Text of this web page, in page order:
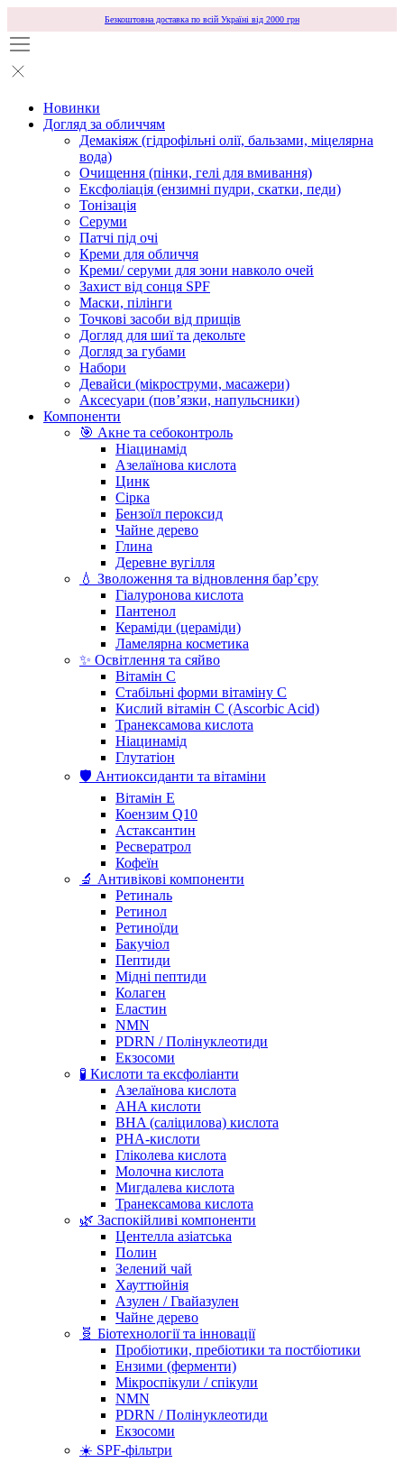
Безкоштовна доставка по всій Україні від 2000 грн
Новинки
Догляд за обличчям
Демакіяж (гідрофільні олії, бальзами, міцелярна
вода)
Очищення (пінки, гелі для вмивання)
Ексфоліація (ензимні пудри, скатки, педи)
Тонізація
Серуми
Патчі під очі
Креми для обличчя
Креми/ серуми для зони навколо очей
Захист від сонця SPF
Маски, пілінги
Точкові засоби від прищів
Догляд для шиї та декольте
Догляд за губами
Набори
Девайси (мікроструми, масажери)
Аксесуари (повʼязки, напульсники)
Компоненти
🎯 Акне та себоконтроль
Ніацинамід
Азелаїнова кислота
Цинк
Сірка
Бензоїл пероксид
Чайне дерево
Глина
Деревне вугілля
💧 Зволоження та відновлення бар’єру
Гіалуронова кислота
Пантенол
Кераміди (цераміди)
Ламелярна косметика
✨ Освітлення та сяйво
Вітамін С
Стабільні форми вітаміну С
Кислий вітамін С (Ascorbic Acid)
Транексамова кислота
Ніацинамід
Глутатіон
🛡️ Антиоксиданти та вітаміни
Вітамін Е
Коензим Q10
Астаксантин
Ресвератрол
Кофеїн
🔬 Антивікові компоненти
Ретиналь
Ретинол
Ретиноїди
Бакучіол
Пептиди
Мідні пептиди
Колаген
Еластин
NMN
PDRN / Полінуклеотиди
Екзосоми
🧪 Кислоти та ексфоліанти
Азелаїнова кислота
AHA кислоти
BHA (саліцилова) кислота
PHA-кислоти
Гліколева кислота
Молочна кислота
Мигдалева кислота
Транексамова кислота
🌿 Заспокійливі компоненти
Центелла азіатська
Полин
Зелений чай
Хауттюйнія
Азулен / Гвайазулен
Чайне дерево
🧬 Біотехнології та інновації
Пробіотики, пребіотики та постбіотики
Ензими (ферменти)
Мікроспікули / спікули
NMN
PDRN / Полінуклеотиди
Екзосоми
☀️ SPF-фільтри